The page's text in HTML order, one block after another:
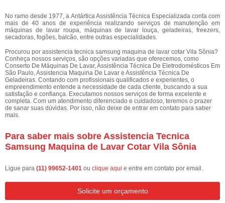
No ramo desde 1977, a Antártica Assistência Técnica Especializada conta com
mais de 40 anos de experiência realizando serviços de manutenção em
máquinas de lavar roupa, máquinas de lavar louça, geladeiras, freezers,
secadoras, fogões, balcão, entre outras especialidades.
Procurou por assistencia tecnica samsung maquina de lavar cotar Vila Sônia?
Conheça nossos serviços, são opções variadas que oferecemos, como
Conserto De Máquinas De Lavar, Assistência Técnica De Eletrodomésticos Em
São Paulo, Assistencia Maquina De Lavar e Assistência Técnica De
Geladeiras. Contando com profissionais qualificados e experientes, o
empreendimento entende a necessidade de cada cliente, buscando a sua
satisfação e confiança. Executamos nossos serviços de forma excelente e
completa. Com um atendimento diferenciado e cuidadoso, teremos o prazer
de sanar suas dúvidas. Por isso, não deixe de entrar em contato para saber
mais.
Para saber mais sobre Assistencia Tecnica
Samsung Maquina de Lavar Cotar Vila Sônia
Ligue para (11) 99652-1401 ou clique aqui e entre em contato por email.
Solicite um orçamento